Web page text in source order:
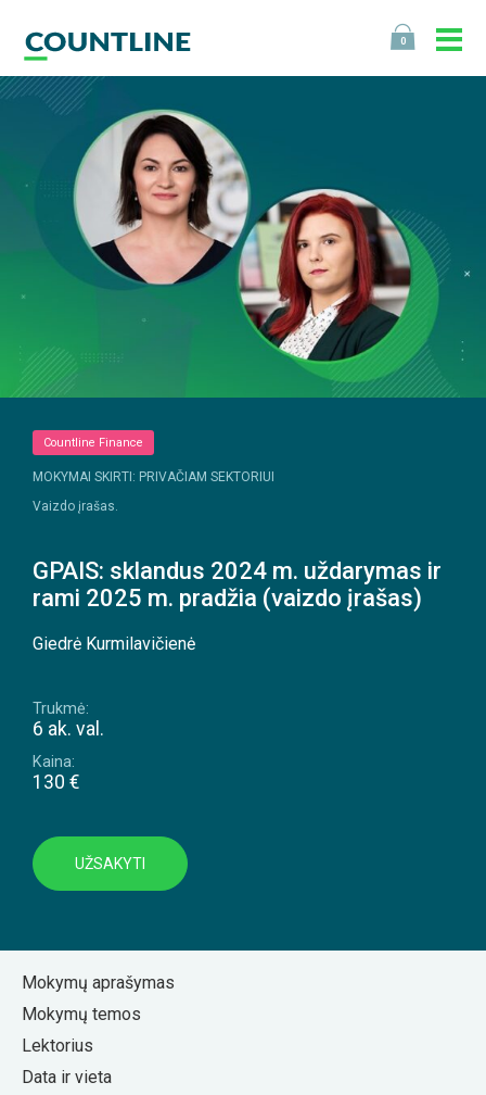
0
Countline Finance
MOKYMAI SKIRTI: PRIVAČIAM SEKTORIUI
Vaizdo įrašas.
GPAIS: sklandus 2024 m. uždarymas ir
rami 2025 m. pradžia (vaizdo įrašas)
Giedrė Kurmilavičienė
Trukmė:
6 ak. val.
Kaina:
130 €
UŽSAKYTI
Mokymų aprašymas
Mokymų temos
Lektorius
Data ir vieta